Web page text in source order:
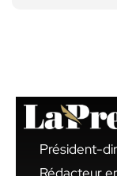
Président-